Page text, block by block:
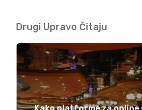
Drugi Upravo Čitaju